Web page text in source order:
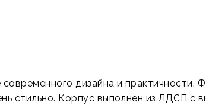
дизайна и
стильно. Корпус выполнен из ЛДСП с